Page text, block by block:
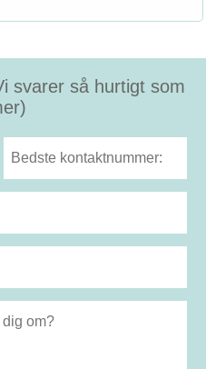
svarer så hurtigt som